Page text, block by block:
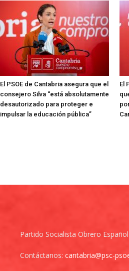
El PSOE de Cantabria asegura que el
consejero Silva “está absolutamente
desautorizado para proteger e
impulsar la educación pública”
El
Partido Socialista Obrero
Contáctanos: cantabria@psc-